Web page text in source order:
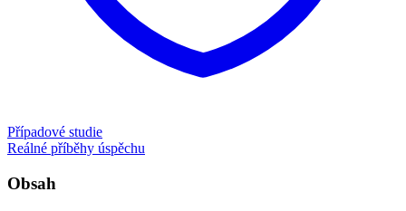
Případové studie
Reálné příběhy úspěchu
Obsah